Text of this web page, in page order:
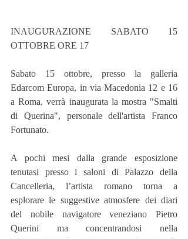
INAUGURAZIONE SABATO 15
OTTOBRE ORE 17
Sabato 15 ottobre, presso la galleria
Edarcom Europa, in via Macedonia 12 e 16
a Roma, verrà inaugurata la mostra "Smalti
di Querina", personale dell'artista Franco
Fortunato.
A pochi mesi dalla grande esposizione
tenutasi presso i saloni di Palazzo della
Cancelleria, l’artista romano torna a
esplorare le suggestive atmosfere dei diari
del nobile navigatore veneziano Pietro
Querini ma concentrandosi nella